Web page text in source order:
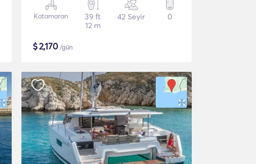
Katamaran
39 ft
12 m
42 Seyir 0
$2,170 /gün